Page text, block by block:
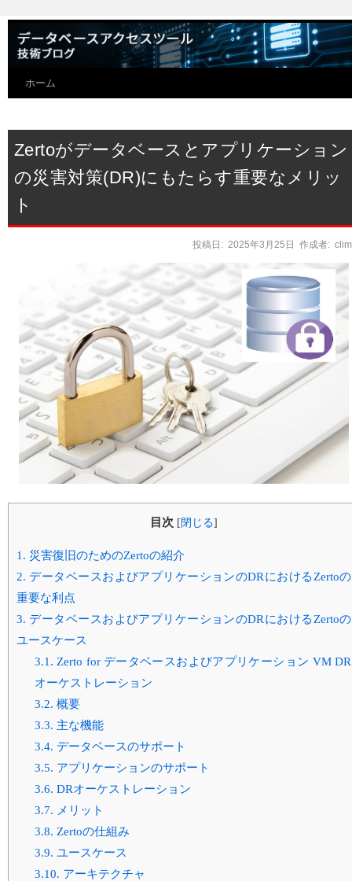
ホーム
Zertoがデータベースとアプリケーション
の災害対策(DR)にもたらす重要なメリッ
ト
投稿日: 2025年3月25日 作成者:
目次 [閉じる]
1. 災害復旧のためのZertoの紹介
2. データベースおよびアプリケーションのDRにおけるZertoの
重要な利点
3. データベースおよびアプリケーションのDRにおけるZertoの
ユースケース
3.1. Zerto for データベースおよびアプリケーション VM DR
オーケストレーション
3.2. 概要
3.3. 主な機能
3.4. データベースのサポート
3.5. アプリケーションのサポート
3.6. DRオーケストレーション
3.7. メリット
3.8. Zertoの仕組み
3.9. ユースケース
3.10. アーキテクチャ